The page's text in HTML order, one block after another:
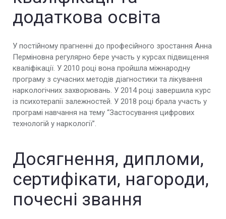
додаткова освіта
У постійному прагненні до професійного зростання Анна
Перміновна регулярно бере участь у курсах підвищення
кваліфікації. У 2010 році вона пройшла міжнародну
програму з сучасних методів діагностики та лікування
наркологічних захворювань. У 2014 році завершила курс
із психотерапії залежностей. У 2018 році брала участь у
програмі навчання на тему “Застосування цифрових
технологій у наркології”.
Досягнення, дипломи,
сертифікати, нагороди,
почесні звання